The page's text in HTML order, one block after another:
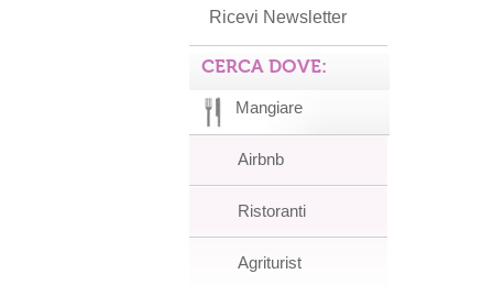
Ricevi Newsletter
CERCA DOVE:
Mangiare
Airbnb
Ristoranti
Agriturist